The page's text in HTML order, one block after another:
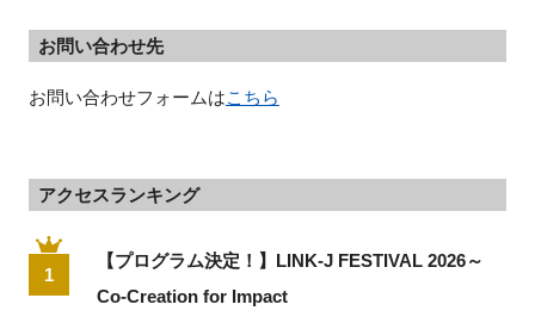
お問い合わせ先
お問い合わせフォームはこちら
アクセスランキング
1
【プログラム決定！】LINK-J FESTIVAL 2026～
Co-Creation for Impact